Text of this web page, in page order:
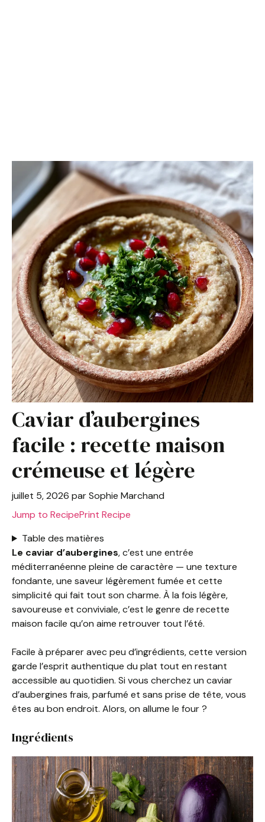
Caviar d’aubergines
facile : recette maison
crémeuse et légère
juillet 5, 2026 parSophie Marchand
Jump to RecipePrint Recipe
Table des matières
Le caviar d’aubergines, c’est une entrée
méditerranéenne pleine de caractère — une texture
fondante, une saveur légèrement fumée et cette
simplicité qui fait tout son charme. À la fois légère,
savoureuse et conviviale, c’est le genre de recette
maison facile qu’on aime retrouver tout l’été.
Facile à préparer avec peu d’ingrédients, cette version
garde l’esprit authentique du plat tout en restant
accessible au quotidien. Si vous cherchez un caviar
d’aubergines frais, parfumé et sans prise de tête, vous
êtes au bon endroit. Alors, on allume le four ?
Ingrédients